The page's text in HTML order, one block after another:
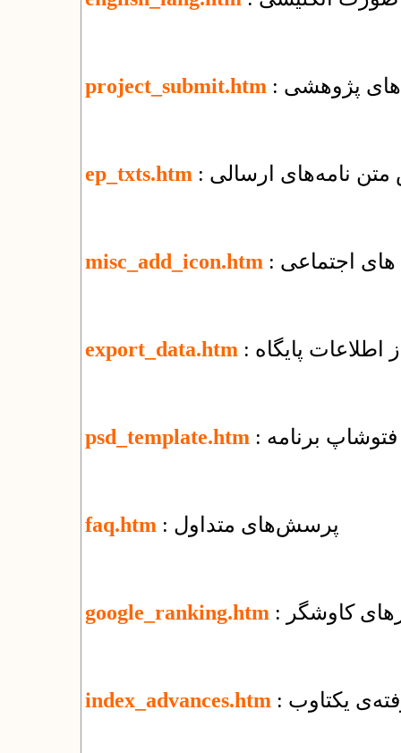
project_submit.htm پژوهشی
ep_txts.htm متن نامه‌های ارسالی
misc_add_icon.htm اجتماعی
export_data.htm پایگاه
psd_template.htm فتوشاپ برنامه
faq.htm : پرسش‌های متداول
google_ranking.htm کاوشگر
index_advances.htm یکتاوب